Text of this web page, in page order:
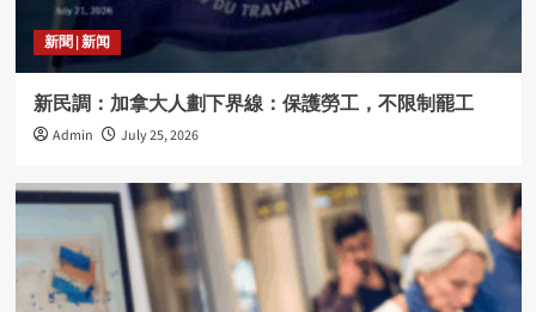
新聞 | 新闻
新民調：加拿大人劃下界線：保護勞工，不限制罷工
Admin July 25, 2026